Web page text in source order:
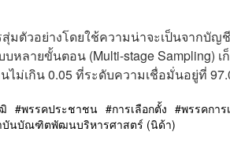
มตัวอย่างโดยใช้ความน่าจะเป็นจากบัญ
หลายขั้นตอน (Multi-stage Sampling)
ม่เกิน 0.05 ที่ระดับความเชื่อมั่นอยู่ที่
พรรคประชาชน การเลือกตั้ง พรรคการ
บันบัณฑิตพัฒนบริหารศาสตร์ (นิด้า)